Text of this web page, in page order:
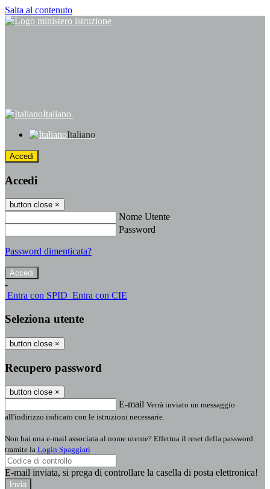
Salta al contenuto
Italiano
Italiano
Accedi
Accedi
button close ×
Nome Utente
Password
Password dimenticata?
-
Entra con SPID Entra con CIE
Seleziona utente
button close ×
Recupero password
button close ×
E-mail Verrà inviato un messaggio
all'indirizzo indicato con le istruzioni necessarie.
Non hai una e-mail associata al nome utente? Effettua il reset della password
tramite la Login Spaggiari
E-mail inviata, si prega di controllare la casella di posta elettronica!